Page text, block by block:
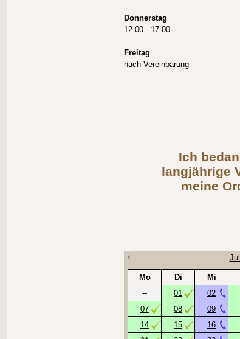
Donnerstag
12.00 - 17.00
Freitag
nach Vereinbarung
Ich
langjährige
meine
Mo Di Mi
--
01 02
07
08 09
14
15 16